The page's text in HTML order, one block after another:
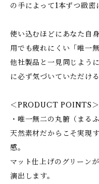
の手によって1本ずつ緻密
使い込むほどにあなた自
用でも疲れにくい「唯一
他社製品と一見同じよう
に必ず気づいていただける
＜PRODUCT POINTS＞
・唯一無二の丸腑（まる
天然素材だからこそ実現
感。
マット仕上げのグリーン
演出します。